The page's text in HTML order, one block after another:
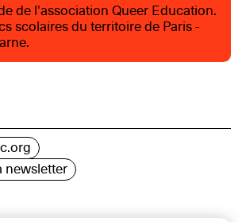
de l'association Queer Education.
scolaires du territoire de Paris -
newsletter